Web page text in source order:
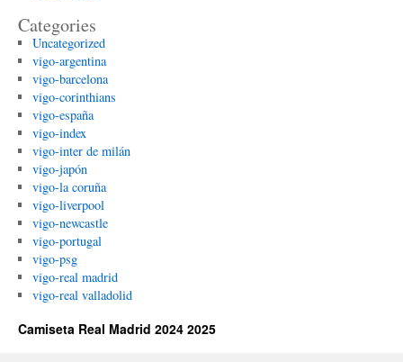
Categories
Uncategorized
vigo-argentina
vigo-barcelona
vigo-corinthians
vigo-españa
vigo-index
vigo-inter de milán
vigo-japón
vigo-la coruña
vigo-liverpool
vigo-newcastle
vigo-portugal
vigo-psg
vigo-real madrid
vigo-real valladolid
Camiseta Real Madrid 2024 2025